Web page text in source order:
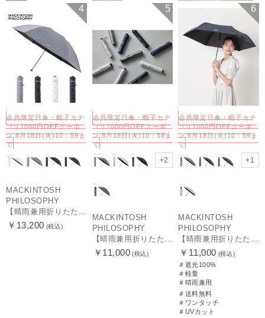
4
会員限定日傘・帽子カテ
ゴリ1000円OFFクーポ
ン 8月18日(火)10：59ま
で
MACKINTOSH
PHILOSOPHY
￥13,200 (税込)
5
会員限定日傘・帽子カテ
ゴリ1000円OFFクーポ
ン 8月18日(火)10：59ま
で
+2
MACKINTOSH
PHILOSOPHY
【晴雨兼用折りたたみ日傘】マッキントッシュ フィロソフィー(MACKINTOSH PHILOSOPHY) バーブレラ サンプロテクトシリーズ（SUNPROTECT）無地 軽量 遮熱 遮光100 60
￥11,000 (税込)
送料無料 6
会員限定日傘・帽子カテ
ゴリ1000円OFFクーポ
ン 8月18日(火)10：59ま
で
+1
MACKINTOSH
PHILOSOPHY
【晴雨兼用折りたたみ日傘】マッキントッシュ フィロソフィー (MACKINTOSH PHILOSOPHY) バーブレラ サンプロテクト（SUNPROTECT）自動開閉 遮光100
￥11,000 (税込)
＃遮光100%
＃軽量
＃晴雨兼用
＃送料無料
＃ワンタッチ
＃UVカット